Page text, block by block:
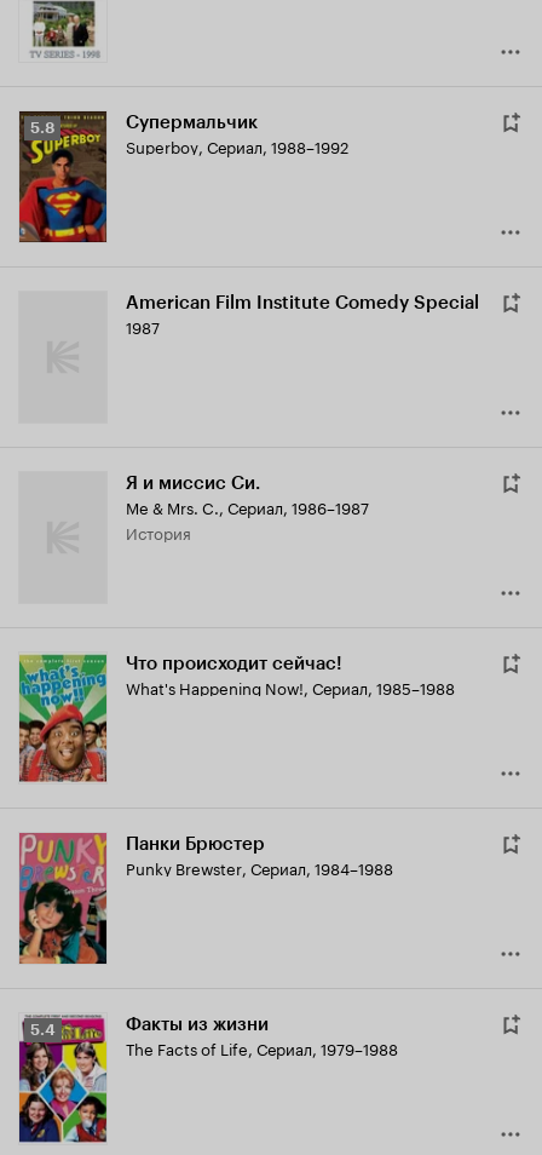
Рейтинг
Кинопоиска
5.8
5.8 Супермальчик
Superboy, Сериал, 1988–1992
American Film Institute Comedy Special
1987
Я и миссис Си.
Me & Mrs. C., Сериал, 1986–1987
история
Что происходит сейчас!
What's Happening Now!, Сериал, 1985–1988
Панки Брюстер
Punky Brewster, Сериал, 1984–1988
Рейтинг
Кинопоиска
5.4
5.4 Факты из жизни
The Facts of Life, Сериал, 1979–1988